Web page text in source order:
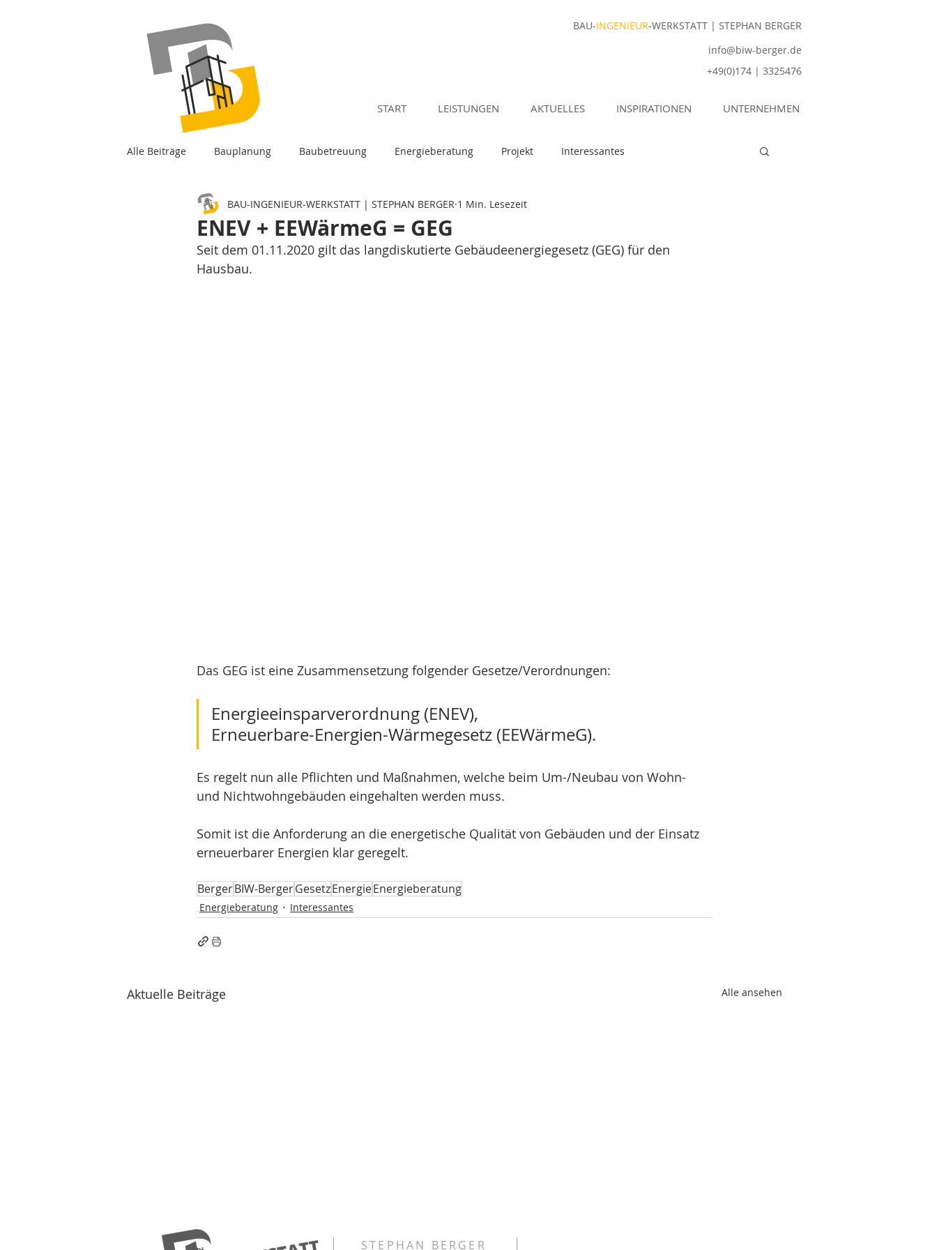
BAU-INGENIEUR-WERKSTATT | STEPHAN BERGER
info@biw-berger.de
+49(0)174 | 3325476
START LEISTUNGEN AKTUELLES INSPIRATIONEN UNTERNEHMEN
Alle Beiträge Bauplanung Baubetreuung Energieberatung Projekt Interessantes
ENEV + EEWärmeG = GEG
BAU-INGENIEUR-WERKSTATT | STEPHAN BERGER 1 Min. Lesezeit
Seit dem 01.11.2020 gilt das langdiskutierte Gebäudeenergiegesetz (GEG) für den
Hausbau.
Das GEG ist eine Zusammensetzung folgender Gesetze/Verordnungen:
Energieeinsparverordnung (ENEV),
Erneuerbare-Energien-Wärmegesetz (EEWärmeG).
Es regelt nun alle Pflichten und Maßnahmen, welche beim Um-/Neubau von Wohn-
und Nichtwohngebäuden eingehalten werden muss.
Somit ist die Anforderung an die energetische Qualität von Gebäuden und der Einsatz
erneuerbarer Energien klar geregelt.
BergerBIW-BergerGesetzEnergieEnergieberatung
Energieberatung Interessantes
Aktuelle Beiträge Alle ansehen
STEPHAN BERGER